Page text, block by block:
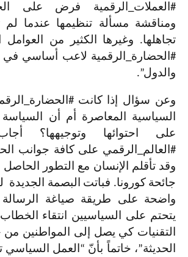
#العملات_الرقمية فرض على
ومناقشة مسألة تنظيمها عندما لم
تجاهلها. وغيرها الكثير من
#الحضارة_الرقمية لاعب أساسي في
والدول”.
وعن سؤال إذا كانت
السياسية المعاصرة أم أن
على احتوائها وتوجيهها؟
#العالم_الرقمي على كافة جوانب
وقد تأقلم الإنسان مع التطور
جائحة كورونا. فباتت البصمة الجديدة
واضحة على طريقة صياغة الرسالة
يتحتم على السياسيين انتقاء
التقنيات كي يصل إلى المواطنين من
الحديثة”، خاتماً بأنّ “العمل السياسي